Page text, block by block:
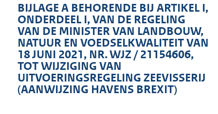
BIJLAGE A BEHORENDE BIJ ARTIKEL I,
ONDERDEEL I, VAN DE REGELING
VAN DE MINISTER VAN LANDBOUW,
NATUUR EN VOEDSELKWALITEIT VAN
18 JUNI 2021, NR. WJZ / 21154606,
TOT WIJZIGING VAN
UITVOERINGSREGELING ZEEVISSERIJ
(AANWIJZING HAVENS BREXIT)